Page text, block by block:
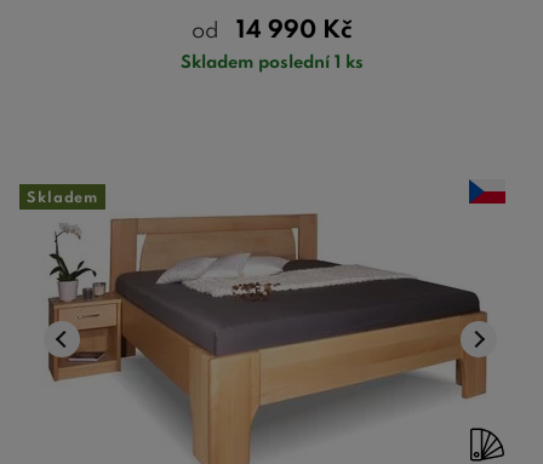
od 14 990 Kč
Skladem poslední 1 ks
Skladem